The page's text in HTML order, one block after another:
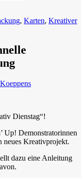
, Karten, Kreativer
Dienstag“!
Up! Demonstratorinnen
neues Kreativprojekt.
dazu eine Anleitung